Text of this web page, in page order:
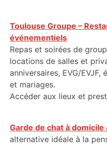
Toulouse Groupe –
événementiels
Repas et soirées de
locations de salles et
anniversaires, EVG/EVJF,
et mariages.
Accéder aux lieux et
Garde de chat à
alternative idéale à la